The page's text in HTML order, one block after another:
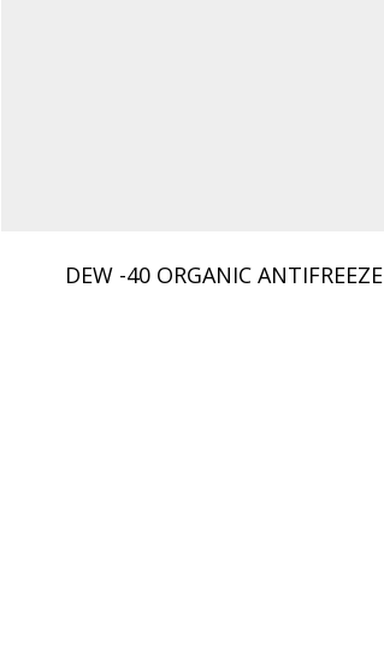
DEW -40 ORGANIC ANTIFREEZE